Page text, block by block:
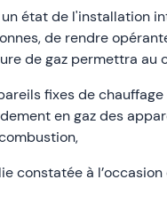
état de l'installation
de rendre
de gaz permettra au
fixes de
en gaz des
constatée à